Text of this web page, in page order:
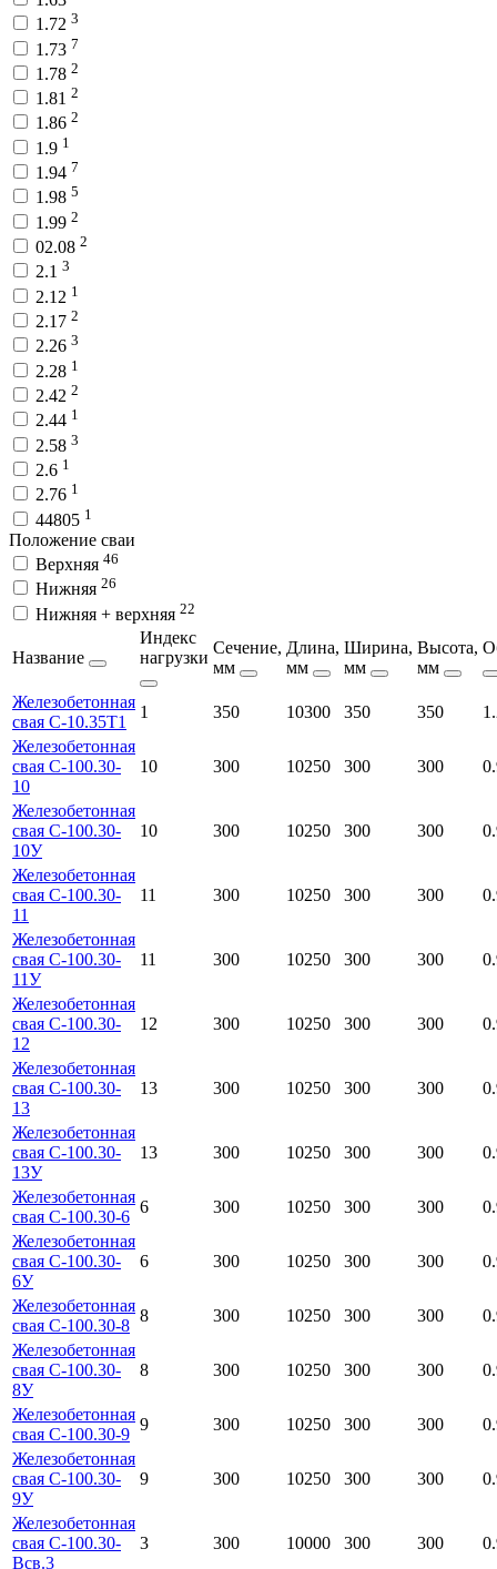
1.72 3
1.73 7
1.78 2
1.81 2
1.86 2
1.9 1
1.94 7
1.98 5
1.99 2
02.08 2
2.1 3
2.12 1
2.17 2
2.26 3
2.28 1
2.42 2
2.44 1
2.58 3
2.6 1
2.76 1
44805 1
Положение сваи
Верхняя 46
Нижняя 26
Нижняя + верхняя 22
Название
Индекс
нагрузки
Сечение,
мм
Длина,
мм
Ширина,
мм
Высота,
мм
Железобетонная
свая С-10.35Т1
1 350 10300 350 350
Железобетонная
свая С-100.30-
10
10 300 10250 300 300
Железобетонная
свая С-100.30-
10У
10 300 10250 300 300
Железобетонная
свая С-100.30-
11
11 300 10250 300 300
Железобетонная
свая С-100.30-
11У
11 300 10250 300 300
Железобетонная
свая С-100.30-
12
12 300 10250 300 300
Железобетонная
свая С-100.30-
13
13 300 10250 300 300
Железобетонная
свая С-100.30-
13У
13 300 10250 300 300
Железобетонная
свая С-100.30-6
6 300 10250 300 300
Железобетонная
свая С-100.30-
6У
6 300 10250 300 300
Железобетонная
свая С-100.30-8
8 300 10250 300 300
Железобетонная
свая С-100.30-
8У
8 300 10250 300 300
Железобетонная
свая С-100.30-9
9 300 10250 300 300
Железобетонная
свая С-100.30-
9У
9 300 10250 300 300
Железобетонная
свая С-100.30-
Всв.3
3 300 10000 300 300